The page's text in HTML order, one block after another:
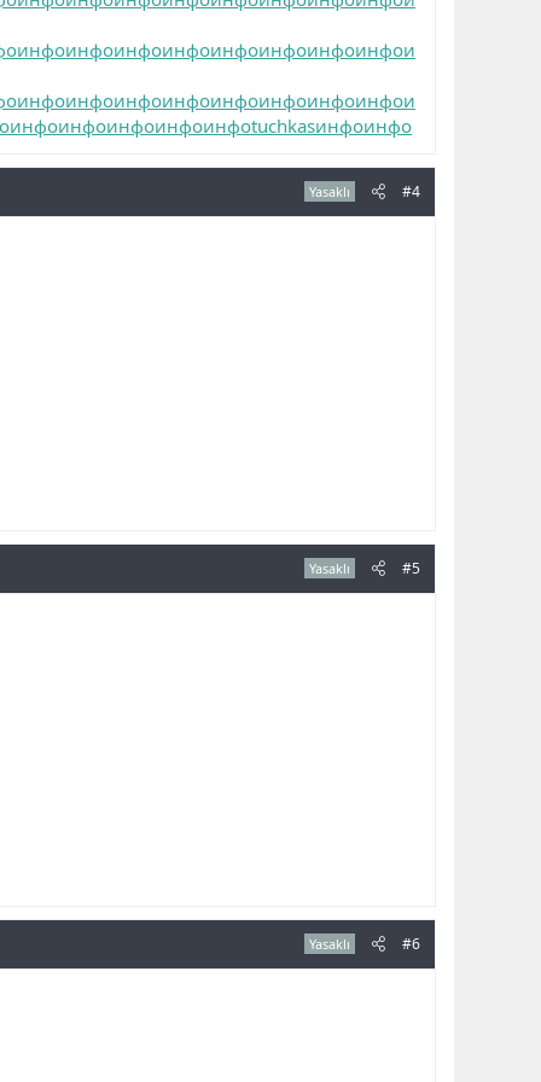
инфоинфоинфоинфоинфоинфоинфоинфои
инфоинфоинфоинфоинфоинфоинфоинфои
инфоинфоинфоинфоинфоtuchkasинфоинфо
Yasaklı #4
Yasaklı #5
Yasaklı #6